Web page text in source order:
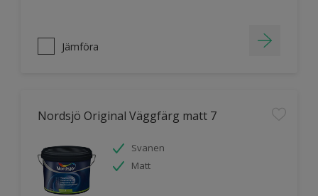
Jämföra
Nordsjö Original Väggfärg matt 7
Svanen
Matt